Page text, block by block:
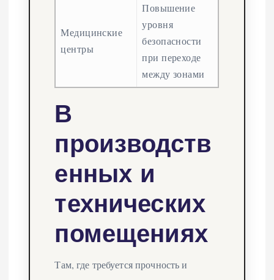
Медицинские
центры
Повышение
уровня
безопасности
при переходе
между зонами
В
производств
енных и
технических
помещениях
Там, где требуется прочность и